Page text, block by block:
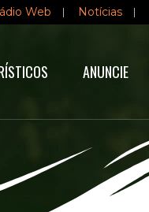
Web Notícias
ANUNCIE